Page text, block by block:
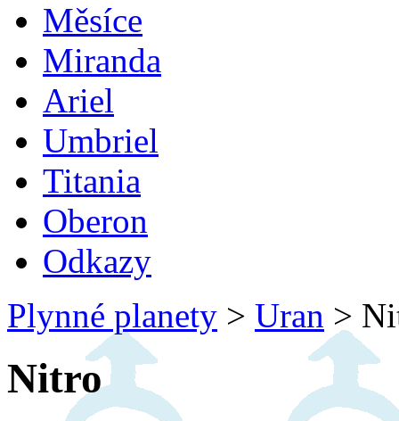
Měsíce
Miranda
Ariel
Umbriel
Titania
Oberon
Odkazy
Plynné planety > Uran >
Nitro